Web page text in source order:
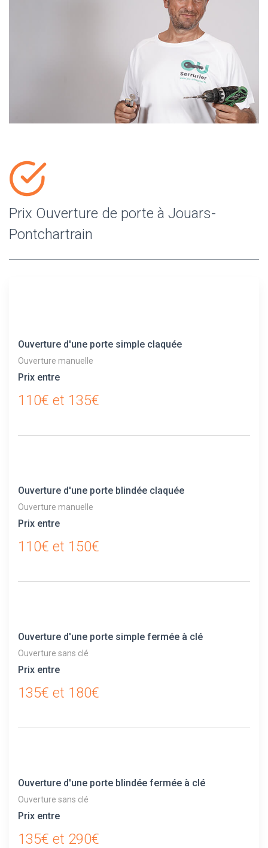
Prix Ouverture de porte à Jouars-
Pontchartrain
Ouverture d'une porte simple claquée
Ouverture manuelle
Prix entre
110€ et 135€
Ouverture d'une porte blindée claquée
Ouverture manuelle
Prix entre
110€ et 150€
Ouverture d'une porte simple fermée à clé
Ouverture sans clé
Prix entre
135€ et 180€
Ouverture d'une porte blindée fermée à clé
Ouverture sans clé
Prix entre
135€ et 290€